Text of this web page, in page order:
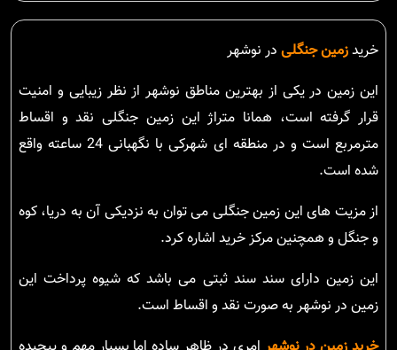
خریدزمین جنگلی در نوشهر
این زمین در یکی از بهترین مناطق نوشهر از نظر زیبایی و امنیت
قرار گرفته است، همانا متراژ این زمین جنگلی نقد و اقساط
مترمربع است و در منطقه ای شهرکی با نگهبانی 24 ساعته واقع
شده است.
از مزیت های این زمین جنگلی می توان به نزدیکی آن به دریا، کوه
و جنگل و همچنین مرکز خرید اشاره کرد.
این زمین دارای سند سند ثبتی می باشد که شیوه پرداخت این
زمین در نوشهر به صورت نقد و اقساط است.